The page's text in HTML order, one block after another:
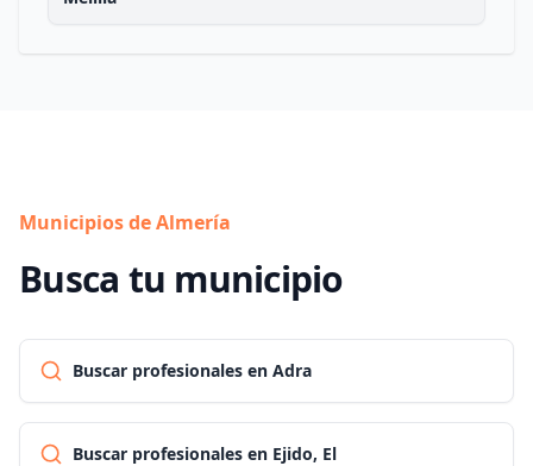
Municipios de Almería
Busca tu municipio
Buscar profesionales en Adra
Buscar profesionales en Ejido, El